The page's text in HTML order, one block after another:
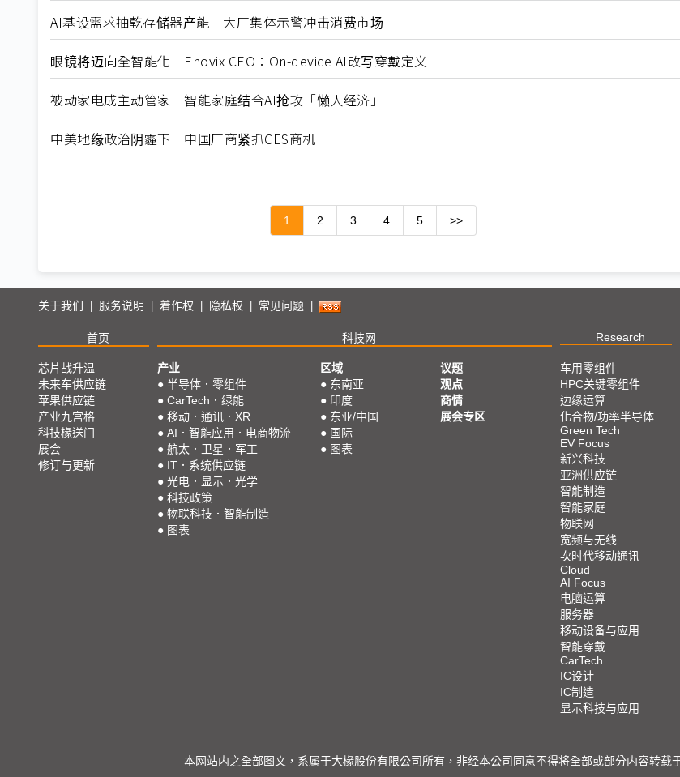
AI基设需求抽乾存储器产能 大厂集体示警冲击消费市场
眼镜将迈向全智能化 Enovix CEO：On-device AI改写穿戴定义
被动家电成主动管家 智能家庭结合AI抢攻「懒人经济」
中美地缘政治阴霾下 中国厂商紧抓CES商机
1 2 3 4 5 >>
关于我们 服务说明 着作权 隐私权 常见问题
首页 科技网 Research
芯片战升温
未来车供应链
苹果供应链
产业九宫格
科技椽送门
展会
修订与更新
产业
● 半导体．零组件
● CarTech．绿能
● 移动．通讯．XR
● AI．智能应用．电商物流
● 航太．卫星．军工
● IT．系统供应链
● 光电．显示．光学
● 科技政策
● 物联科技．智能制造
● 图表
区域
● 东南亚
● 印度
● 东亚/中国
● 国际
● 图表
议题
观点
商情
展会专区
车用零组件
HPC关键零组件
边缘运算
化合物/功率半导体
Green Tech
EV Focus
新兴科技
亚洲供应链
智能制造
智能家庭
物联网
宽频与无线
次时代移动通讯
Cloud
AI Focus
电脑运算
服务器
移动设备与应用
智能穿戴
CarTech
IC设计
IC制造
显示科技与应用
本网站内之全部图文，系属于大椽股份有限公司所有，非经本公司同意不得将全部或部分内容转